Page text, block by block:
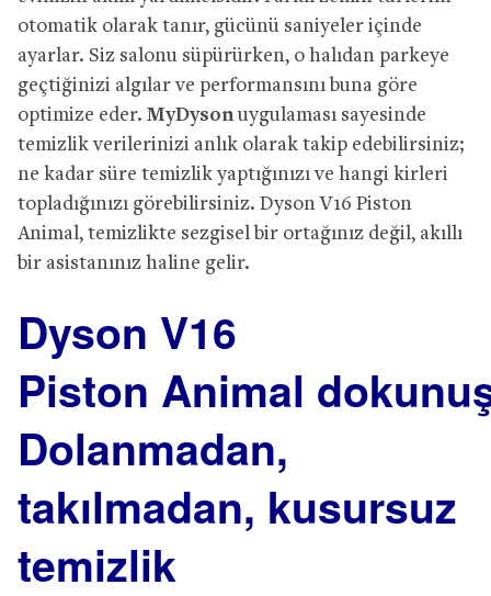
otomatik olarak tanır, gücünü saniyeler içinde
ayarlar. Siz salonu süpürürken, o halıdan parkeye
geçtiğinizi algılar ve performansını buna göre
optimize eder. MyDysonuygulaması sayesinde
temizlik verilerinizi anlık olarak takip edebilirsiniz;
ne kadar süre temizlik yaptığınızı ve hangi kirleri
topladığınızı görebilirsiniz. Dyson V16 Piston
Animal, temizlikte sezgisel bir ortağınız değil, akıllı
bir asistanınız haline gelir.
Dyson V16
Piston Animal
Dolanmadan,
takılmadan, kusursuz
temizlik